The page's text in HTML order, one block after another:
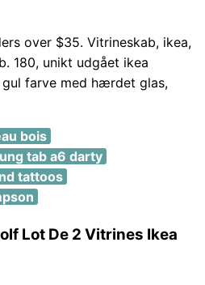
over $35. Vitrineskab, ikea,
180, unikt udgået ikea
farve med hærdet glas,
bois
tab a6 darty
tattoos
Lot De 2 Vitrines Ikea